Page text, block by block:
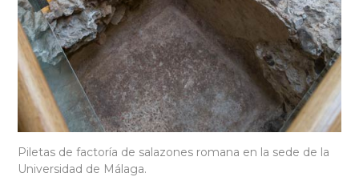
Piletas de factoría de salazones romana en la sede de la
Universidad de Málaga.